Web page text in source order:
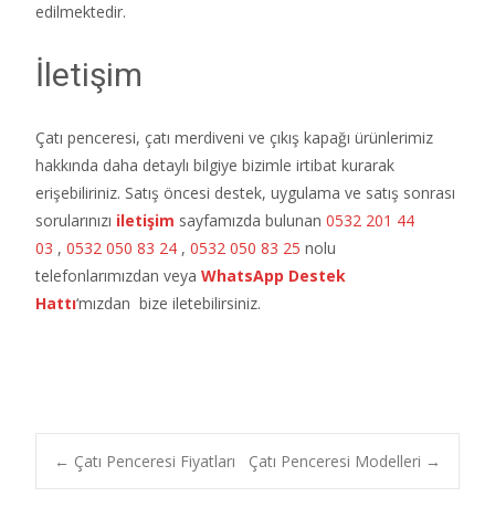
edilmektedir.
İletişim
Çatı penceresi, çatı merdiveni ve çıkış kapağı ürünlerimiz
hakkında daha detaylı bilgiye bizimle irtibat kurarak
erişebiliriniz. Satış öncesi destek, uygulama ve satış sonrası
sorularınızı iletişim sayfamızda bulunan 0532 201 44
03 , 0532 050 83 24 , 0532 050 83 25 nolu
telefonlarımızdan veya WhatsApp Destek
Hattı‘mızdan bize iletebilirsiniz.
Post
← Çatı Penceresi Fiyatları Çatı Penceresi Modelleri →